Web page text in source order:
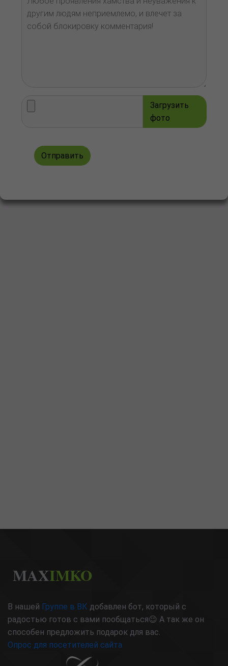
Загрузить
фото
Отправить
MAXIMKO
В нашей Группе в ВК добавлен бот, который с
радостью готов с вами пообщаться😉 А так же он
способен предложить подарок для вас.
Опрос для посетителей сайта